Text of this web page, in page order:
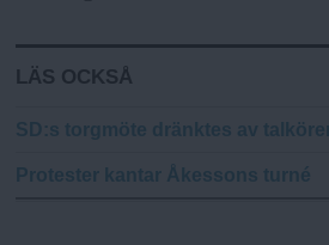
LÄS OCKSÅ
SD:s torgmöte dränktes av
Protester kantar Åkessons turné